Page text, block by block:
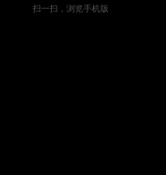
扫一扫，浏览手机版